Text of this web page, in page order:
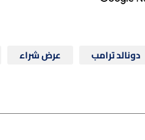
دونالد ترامب عرض شراء